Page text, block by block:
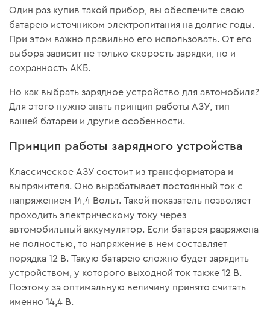
Один раз купив такой прибор, вы обеспечите свою
батарею источником электропитания на долгие годы.
При этом важно правильно его использовать. От его
выбора зависит не только скорость зарядки, но и
сохранность АКБ.
Но как выбрать зарядное устройство для автомобиля?
Для этого нужно знать принцип работы АЗУ, тип
вашей батареи и другие особенности.
Принцип работы зарядного устройства
Классическое АЗУ состоит из трансформатора и
выпрямителя. Оно вырабатывает постоянный ток с
напряжением 14,4 Вольт. Такой показатель позволяет
проходить электрическому току через
автомобильный аккумулятор. Если батарея разряжена
не полностью, то напряжение в нем составляет
порядка 12 В. Такую батарею сложно будет зарядить
устройством, у которого выходной ток также 12 В.
Поэтому за оптимальную величину принято считать
именно 14,4 В.